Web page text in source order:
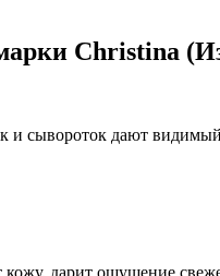
Christina
и сывороток дают
дарит ощущение